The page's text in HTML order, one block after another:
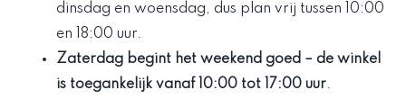
dinsdag en woensdag, dus plan vrij tussen 10:00
en 18:00 uur.
Zaterdag begint het weekend goed – de winkel
is toegankelijk vanaf 10:00 tot 17:00 uur.